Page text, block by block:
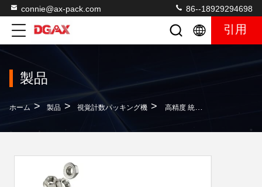
connie@ax-pack.com 86--18929294698
引用
製品
ホーム > 製品 > 視覚計数パッキング機 > 高精度 統合 視覚計数 パッキングマシン 8000-10000pcs/min